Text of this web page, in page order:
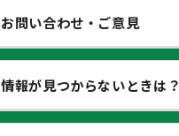
お問い合わせ・ご意見
情報が見つからないときは？